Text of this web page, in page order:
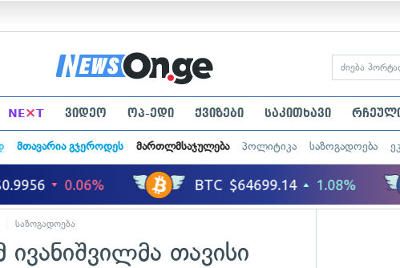
NE×T ვიდეო ოპ-ედი ქვიზები საკითხავი
მთავარია გჯეროდეს მართლმსაჯულება პოლიტიკა საზოგადოება
საზოგადოება
თავისი